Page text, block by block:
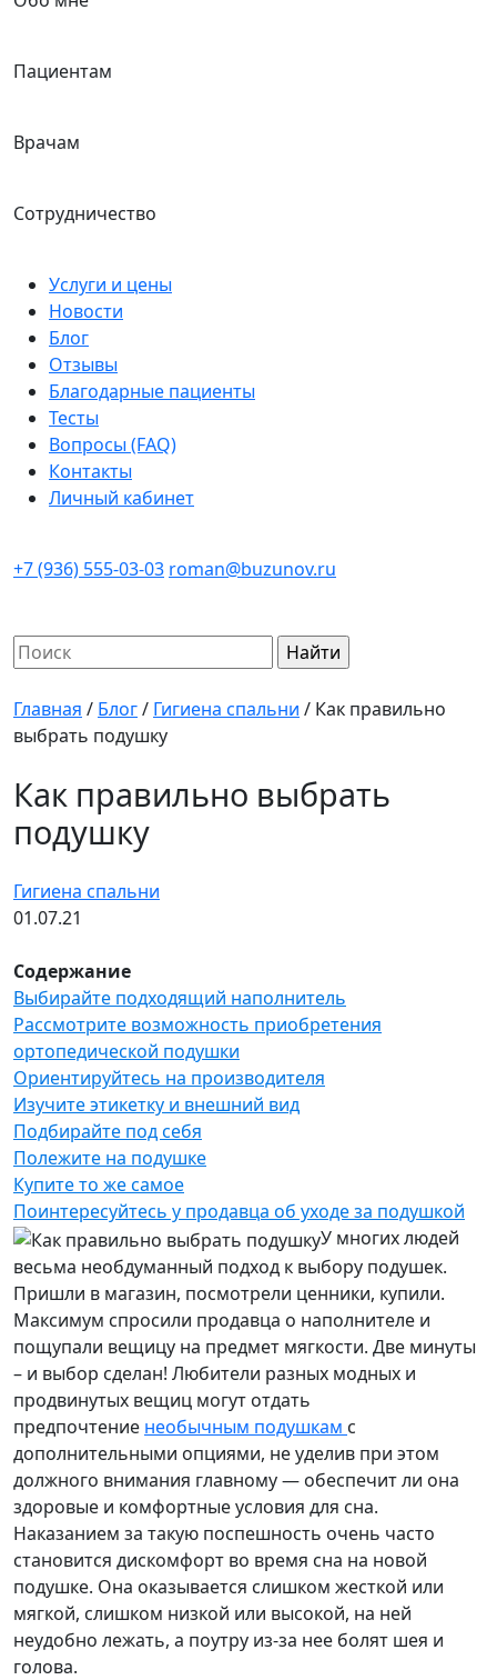
Пациентам
Врачам
Сотрудничество
Услуги и цены
Новости
Блог
Отзывы
Благодарные пациенты
Тесты
Вопросы (FAQ)
Контакты
Личный кабинет
+7 (936) 555-03-03 roman@buzunov.ru
Найти:
Главная / Блог/ Гигиена спальни / Как правильно
выбрать подушку
Как правильно выбрать
подушку
Гигиена спальни
01.07.21
Содержание
Выбирайте подходящий наполнитель
Рассмотрите возможность приобретения
ортопедической подушки
Ориентируйтесь на производителя
Изучите этикетку и внешний вид
Подбирайте под себя
Полежите на подушке
Купите то же самое
Поинтересуйтесь у продавца об уходе за подушкой
У многих людей
весьма необдуманный подход к выбору подушек.
Пришли в магазин, посмотрели ценники, купили.
Максимум спросили продавца о наполнителе и
пощупали вещицу на предмет мягкости. Две минуты
– и выбор сделан! Любители разных модных и
продвинутых вещиц могут отдать
предпочтение необычным подушкам с
дополнительными опциями, не уделив при этом
должного внимания главному — обеспечит ли она
здоровые и комфортные условия для сна.
Наказанием за такую поспешность очень часто
становится дискомфорт во время сна на новой
подушке. Она оказывается слишком жесткой или
мягкой, слишком низкой или высокой, на ней
неудобно лежать, а поутру из-за нее болят шея и
голова.